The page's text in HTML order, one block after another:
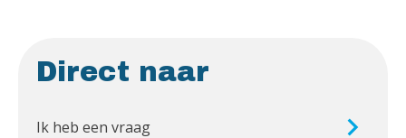
Direct naar
Ik heb een vraag